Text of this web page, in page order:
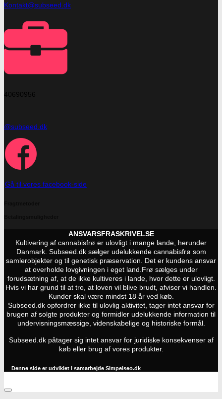
Kontakt@subseed.dk
40690956
@subseed.dk
Gå til vores facebook-side
ANSVARSFRASKRIVELSE
Kultivering af cannabisfrø er ulovligt i mange lande, herunder
Danmark. Subseed.dk sælger udelukkende cannabisfrø som
samlerobjekter og til genetisk præservation. Det er kundens ansvar
at overholde lovgivningen i eget land. Frø sælges under
forudsætning af, at de ikke kultiveres i lande, hvor dette er ulovligt.
Hvis vi har grund til at tro, at loven vil blive brudt, afviser vi handlen.
Kunder skal være mindst 18 år ved køb.
Subseed.dk opfordrer ikke til ulovlig aktivitet, tager intet ansvar for
brugen af solgte produkter og formidler udelukkende information til
undervisningsmæssige, videnskabelige og historiske formål.
Subseed.dk påtager sig intet ansvar for juridiske konsekvenser af
køb eller brug af vores produkter.
Denne side er udviklet i samarbejde Simpelseo.dk